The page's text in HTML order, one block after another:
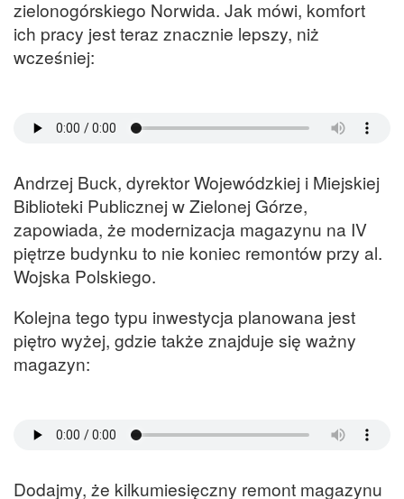
zielonogórskiego Norwida. Jak mówi, komfort
ich pracy jest teraz znacznie lepszy, niż
wcześniej:
Andrzej Buck, dyrektor Wojewódzkiej i Miejskiej
Biblioteki Publicznej w Zielonej Górze,
zapowiada, że modernizacja magazynu na IV
piętrze budynku to nie koniec remontów przy al.
Wojska Polskiego.
Kolejna tego typu inwestycja planowana jest
piętro wyżej, gdzie także znajduje się ważny
magazyn:
Dodajmy, że kilkumiesięczny remont magazynu